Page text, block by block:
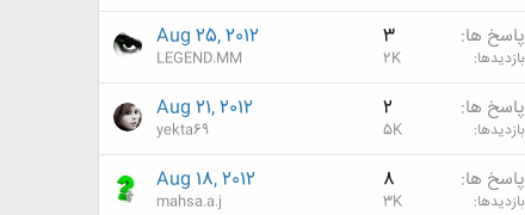
پاسخ ها 3
بازدیدها 2K
Aug 25, 2012
LEGEND.MM
پاسخ ها 2
بازدیدها 5K
Aug 21, 2012
yekta69
پاسخ ها 8
بازدیدها 3K
Aug 18, 2012
mahsa.a.j